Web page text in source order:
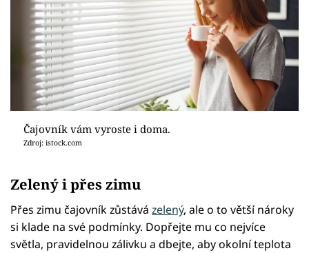
Čajovník vám vyroste i doma.
Zdroj: istock.com
Zelený i přes zimu
Přes zimu čajovník zůstává zelený, ale o to větší nároky
si klade na své podmínky. Dopřejte mu co nejvíce
světla, pravidelnou zálivku a dbejte, aby okolní teplota